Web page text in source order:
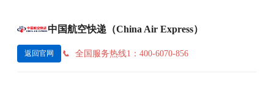
中国航空快递（China Air Express）
返回官网 全国服务热线1：400-6070-856